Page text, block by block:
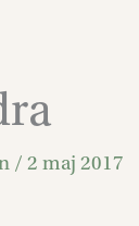
/ 2 maj 2017